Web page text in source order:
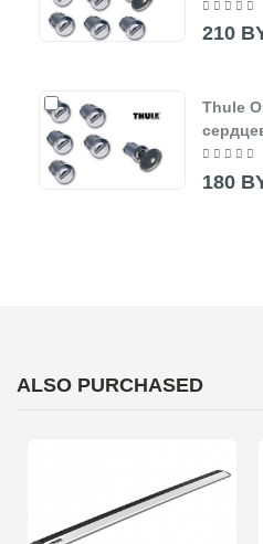
210
Thule
180
ALSO PURCHASED